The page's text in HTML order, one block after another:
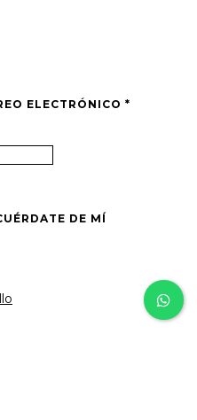
ELECTRÓNICO *
DE MÍ